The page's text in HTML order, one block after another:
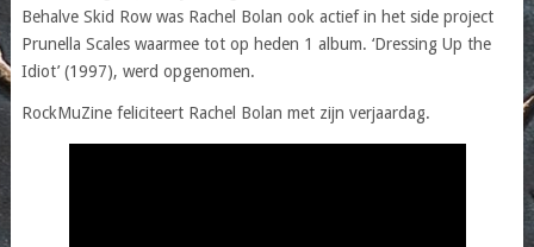
Behalve Skid Row was Rachel Bolan ook actief in het side project
Prunella Scales waarmee tot op heden 1 album. ‘Dressing Up the
Idiot’ (1997), werd opgenomen.
RockMuZine feliciteert Rachel Bolan met zijn verjaardag.